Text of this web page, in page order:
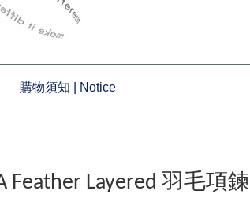
購物須知 | Notice
Feather Layered 羽毛項鍊